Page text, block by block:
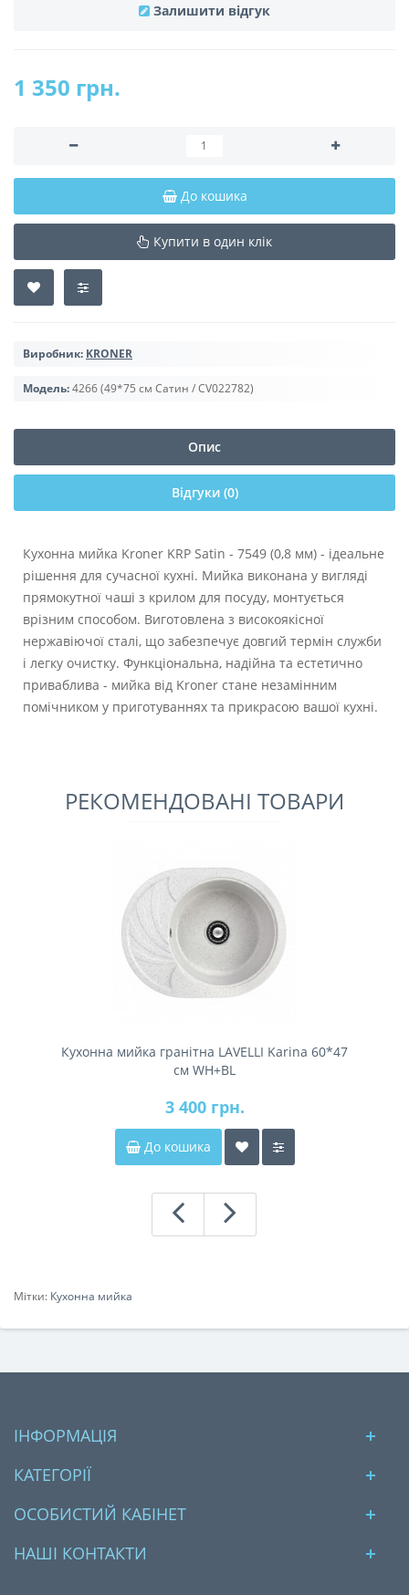
Залишити відгук
1 350 грн.
До кошика
Купити в один клік
Виробник: KRONER
Модель:4266 (49*75 см Сатин / CV022782)
Опис
Відгуки (0)
Кухонна мийка Kroner KRP Satin - 7549 (0,8 мм) - ідеальне
рішення для сучасної кухні. Мийка виконана у вигляді
прямокутної чаші з крилом для посуду, монтується
врізним способом. Виготовлена з високоякісної
нержавіючої сталі, що забезпечує довгий термін служби
і легку очистку. Функціональна, надійна та естетично
приваблива - мийка від Kroner стане незамінним
помічником у приготуваннях та прикрасою вашої кухні.
РЕКОМЕНДОВАНІ ТОВАРИ
Кухонна мийка гранітна LAVELLI Karina 60*47
см WH+BL
3 400 грн.
До кошика
Мітки: Кухонна мийка
ІНФОРМАЦІЯ
КАТЕГОРІЇ
ОСОБИСТИЙ КАБІНЕТ
НАШІ КОНТАКТИ